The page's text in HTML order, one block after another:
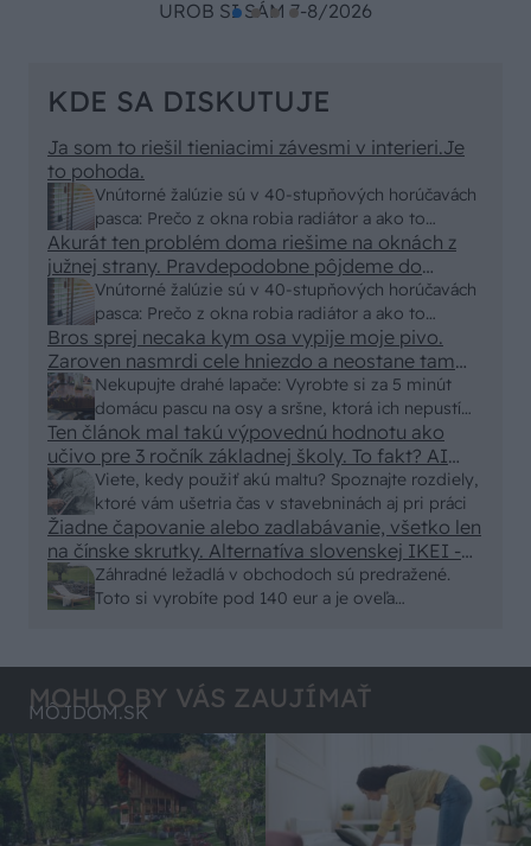
UROB SI SÁM 7-8/2026
KDE SA DISKUTUJE
Vnútorné žalúzie sú v 40-stupňových horúčavách
pasca: Prečo z okna robia radiátor a ako to
vyriešiť za pár eur?
Ja som to riešil tieniacimi závesmi v interieri.Je
to pohoda.
Vnútorné žalúzie sú v 40-stupňových horúčavách
pasca: Prečo z okna robia radiátor a ako to
vyriešiť za pár eur?
Akurát ten problém doma riešime na oknách z
južnej strany. Pravdepodobne pôjdeme do
vonkajšieho tienenia na spôsob markízy
250x150cm. Čínsky predajcovia idú okolo 100
eur kus.
Nekupujte drahé lapače: Vyrobte si za 5 minút
domácu pascu na osy a sršne, ktorá ich nepustí
von
Bros sprej necaka kym osa vypije moje pivo.
Zaroven nasmrdi cele hniezdo a neostane tam
nic zive. Vasa pasca naucinke moc efektivne.
Skor pritiahne slimaky
Viete, kedy použiť akú maltu? Spoznajte rozdiely,
ktoré vám ušetria čas v stavebninách aj pri práci
Ten článok mal takú výpovednú hodnotu ako
učivo pre 3 ročník základnej školy. To fakt? AI
alebo nejaka kniha z VŠ? Dnešné rychlotvrdnuce
malty - pevnosť 40 Mpa a doba schnutia tak 15
minut , k tomu vodotesné s kryštálikou. A rozdiel
- schnutie a zretie. Nič?
Záhradné ležadlá v obchodoch sú predražené.
Toto si vyrobíte pod 140 eur a je oveľa
Žiadne čapovanie alebo zadlabávanie, všetko len
na čínske skrutky. Alternatíva slovenskej IKEI -
čo sa týka pevnosti. Autor si nedal veľa námahy s
remeselným spracovaním, škoda. No lepšie než
MOHLO BY VÁS ZAUJÍMAŤ
MÔJDOM.SK